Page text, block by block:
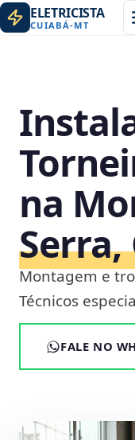
ELETRICISTA
CUIABÁ-MT
na
Serra,
Montagem e
Técnicos
FALE NO